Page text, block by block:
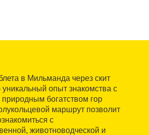
в Мильманда через скит
опыт знакомства с
природным богатством гор
маршрут позволит
с
животноводческой и